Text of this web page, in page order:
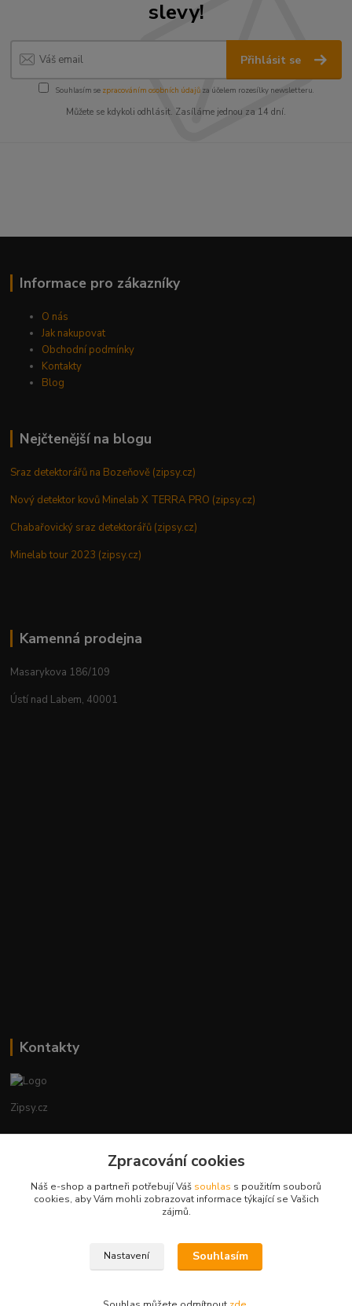
slevy!
Přihlásit se
Souhlasím se zpracováním osobních údajůza účelem rozesílky newsletteru.
Můžete se kdykoli odhlásit. Zasíláme jednou za 14 dní.
Informace pro zákazníky
O nás
Jak nakupovat
Obchodní podmínky
Kontakty
Blog
Nejčtenější na blogu
Sraz detektorářů na Bozeňově (zipsy.cz)
Nový detektor kovů Minelab X TERRA PRO (zipsy.cz)
Chabařovický sraz detektorářů (zipsy.cz)
Minelab tour 2023 (zipsy.cz)
Kamenná prodejna
Masarykova 186/109
Ústí nad Labem, 40001
Kontakty
Zipsy.cz
+420774877333
obchod@zipsy.cz
Zpracování cookies
Náš e-shop a partneři potřebují Váš souhlas s použitím souborů
cookies, aby Vám mohli zobrazovat informace týkající se Vašich
zájmů.
Nastavení Souhlasím